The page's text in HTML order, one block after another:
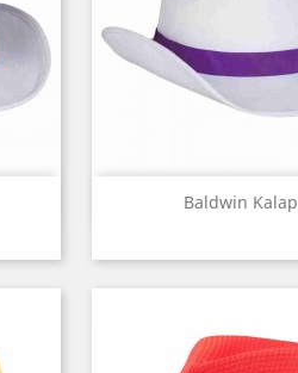
Baldwin Kalap
Előnézet